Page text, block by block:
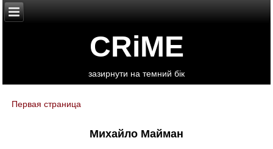
CRiME
зазирнути на темний бік
You are here
Первая страница
Михайло Майман